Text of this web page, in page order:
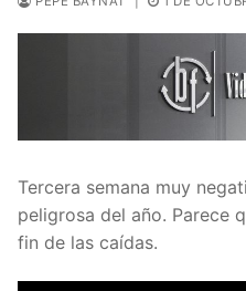
Tercera semana muy
peligrosa del año. Parece
fin de las caídas.